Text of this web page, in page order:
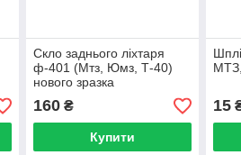
Скло заднього ліхтаря
ф-401 (Мтз, Юмз, Т-40)
нового зразка
160₴
Купити
15